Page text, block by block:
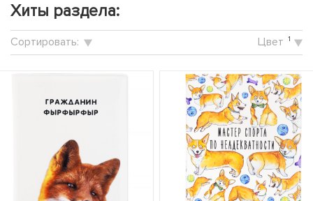
Хиты раздела:
Cортировать: Цвет 1